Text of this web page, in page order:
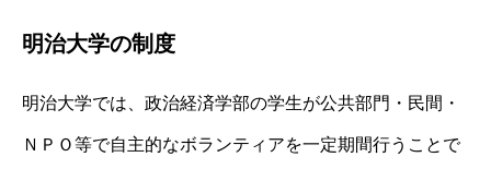
明治大学の制度
明治大学では、政治経済学部の学生が公共部門・民間・
ＮＰＯ等で自主的なボランティアを一定期間行うことで